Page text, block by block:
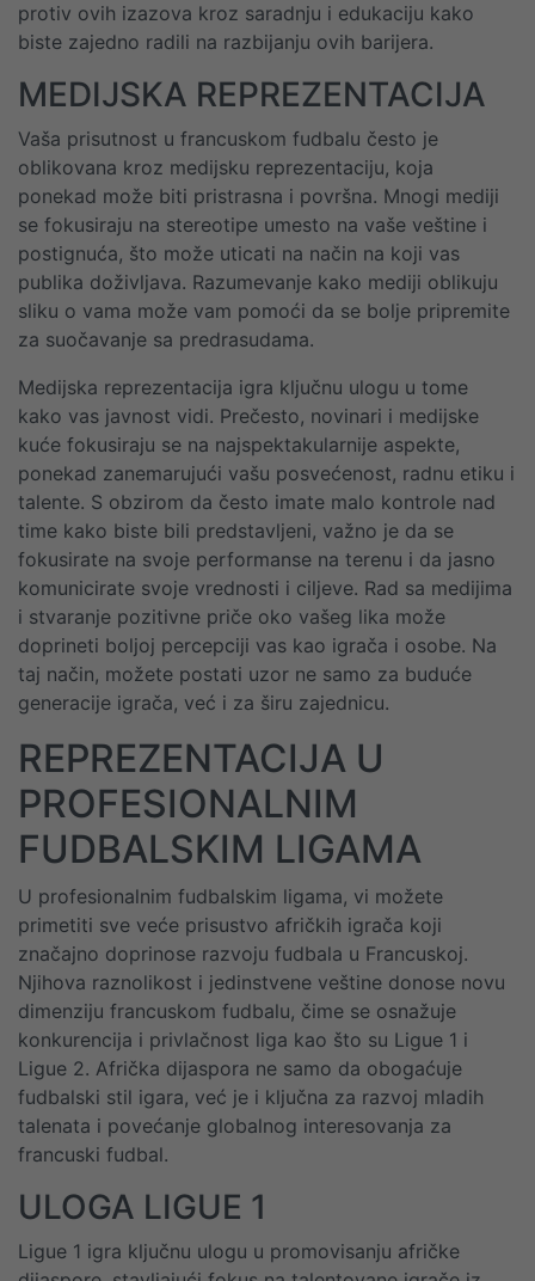
protiv ovih izazova kroz saradnju i edukaciju kako
biste zajedno radili na razbijanju ovih barijera.
MEDIJSKA REPREZENTACIJA
Vaša prisutnost u francuskom fudbalu često je
oblikovana kroz medijsku reprezentaciju, koja
ponekad može biti pristrasna i površna. Mnogi mediji
se fokusiraju na stereotipe umesto na vaše veštine i
postignuća, što može uticati na način na koji vas
publika doživljava. Razumevanje kako mediji oblikuju
sliku o vama može vam pomoći da se bolje pripremite
za suočavanje sa predrasudama.
Medijska reprezentacija igra ključnu ulogu u tome
kako vas javnost vidi. Prečesto, novinari i medijske
kuće fokusiraju se na najspektakularnije aspekte,
ponekad zanemarujući vašu posvećenost, radnu etiku i
talente. S obzirom da često imate malo kontrole nad
time kako biste bili predstavljeni, važno je da se
fokusirate na svoje performanse na terenu i da jasno
komunicirate svoje vrednosti i ciljeve. Rad sa medijima
i stvaranje pozitivne priče oko vašeg lika može
doprineti boljoj percepciji vas kao igrača i osobe. Na
taj način, možete postati uzor ne samo za buduće
generacije igrača, već i za širu zajednicu.
REPREZENTACIJA U
PROFESIONALNIM
FUDBALSKIM LIGAMA
U profesionalnim fudbalskim ligama, vi možete
primetiti sve veće prisustvo afričkih igrača koji
značajno doprinose razvoju fudbala u Francuskoj.
Njihova raznolikost i jedinstvene veštine donose novu
dimenziju francuskom fudbalu, čime se osnažuje
konkurencija i privlačnost liga kao što su Ligue 1 i
Ligue 2. Afrička dijaspora ne samo da obogaćuje
fudbalski stil igara, već je i ključna za razvoj mladih
talenata i povećanje globalnog interesovanja za
francuski fudbal.
ULOGA LIGUE 1
Ligue 1 igra ključnu ulogu u promovisanju afričke